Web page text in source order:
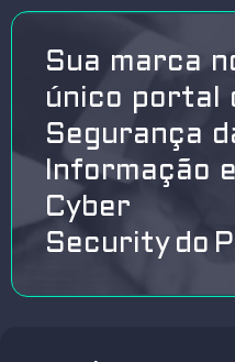
Sua marca
único portal
Segurança
Informação e
Cyber
Security do